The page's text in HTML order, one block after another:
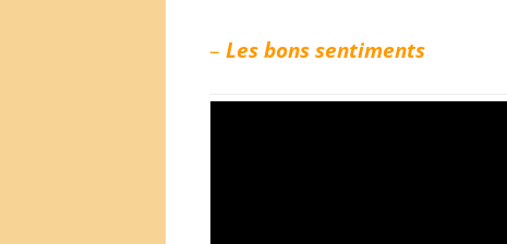
– Les bons sentiments